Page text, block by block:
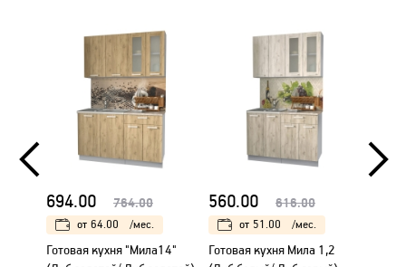
694.00 764.00
от 64.00 /мес.
Готовая кухня "Мила14"
560.00 616.00
от 51.00 /мес.
Готовая кухня Мила 1,2